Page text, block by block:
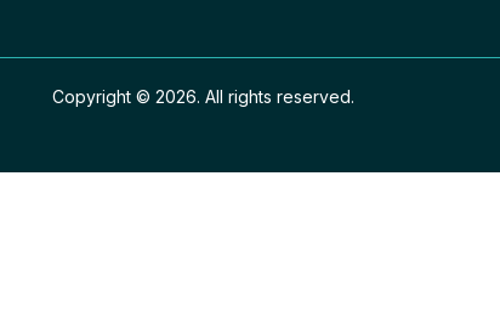
Copyright © 2026. All rights reserved.